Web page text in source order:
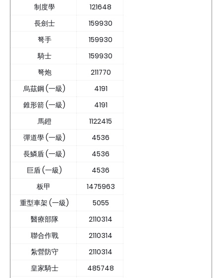
制度學
121648
長劍士
159930
弩手
159930
騎士
159930
弩炮
211770
烏茲鋼 (一級)
4191
錐形箭 (一級)
4191
馬鐙
1122415
彈道學 (一級)
4536
長鱗盾 (一級)
4536
巨盾 (一級)
4536
板甲
1475963
重型車架 (一級)
5055
醫療部隊
2110314
聯合作戰
2110314
紮營防守
2110314
皇家騎士
485748